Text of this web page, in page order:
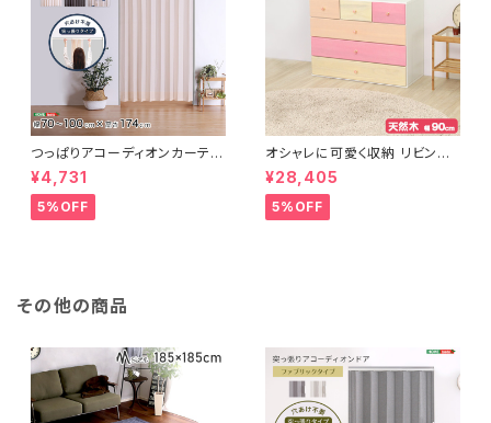
つっぱりアコーディオンカーテ
ン 100×174cm SH-16-TA
DC
¥4,731
5%OFF
オシャレに可愛く収納 リビング
用ローチェスト 4段 幅90cm
天然木（桐）日本製｜petora-
ペトラ- SH-08-PTR90
¥28,405
5%OFF
その他の商品